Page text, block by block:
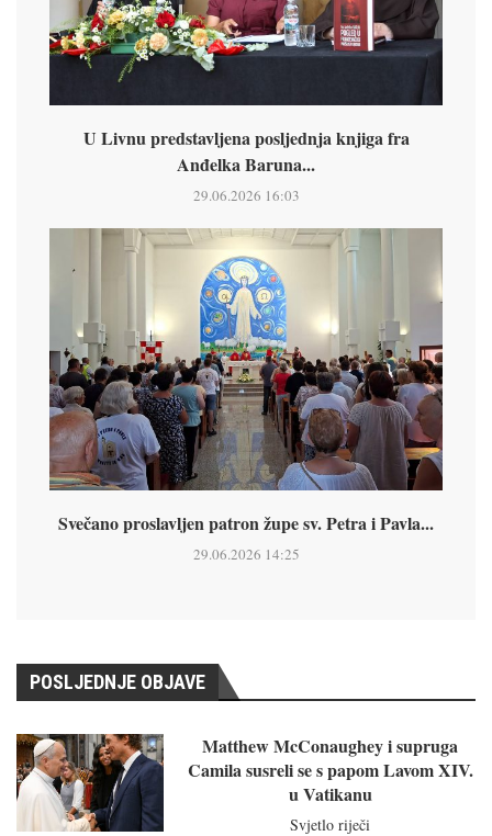
U Livnu predstavljena posljednja knjiga fra
Anđelka Baruna...
29.06.2026 16:03
Svečano proslavljen patron župe sv. Petra i Pavla...
29.06.2026 14:25
POSLJEDNJE OBJAVE
Matthew McConaughey i supruga
Camila susreli se s papom Lavom XIV.
u Vatikanu
Svjetlo riječi